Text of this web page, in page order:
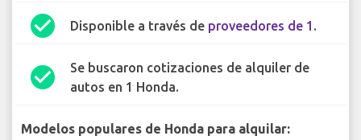
check_circle Disponible a través de proveedores de 1 .
check_circle
Se buscaron cotizaciones de alquiler de
autos en 1 Honda.
Modelos populares de Honda para alquilar: